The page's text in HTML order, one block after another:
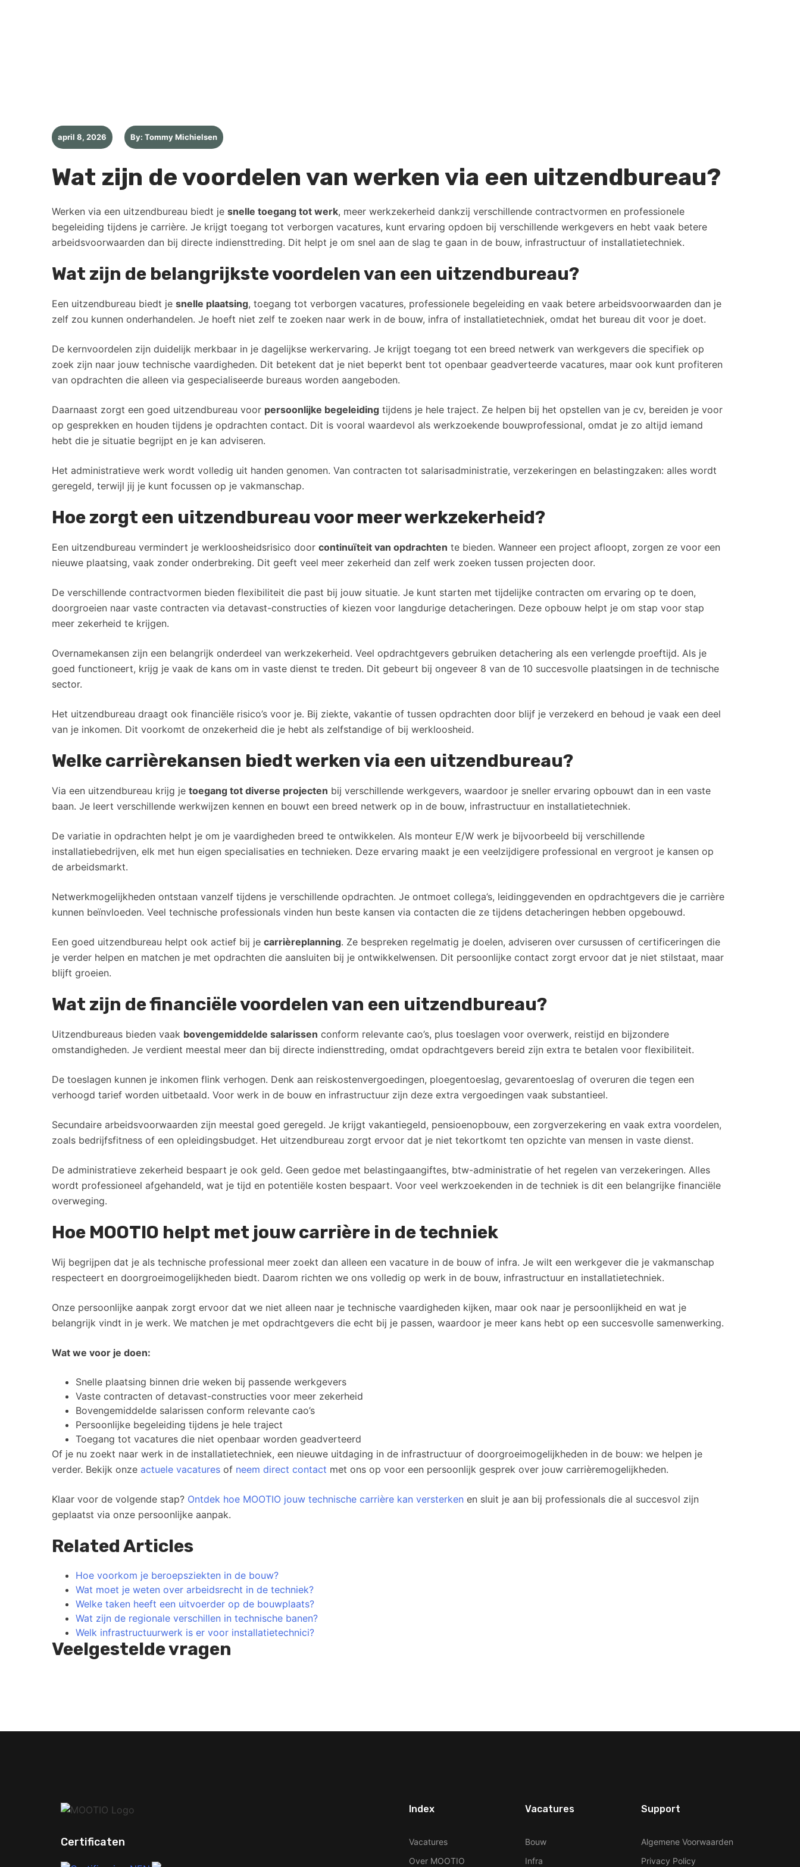
april 8, 2026 By: Tommy Michielsen
Wat zijn de voordelen van werken via een uitzendbureau?
Werken via een uitzendbureau biedt je snelle toegang tot werk, meer werkzekerheid dankzij verschillende contractvormen en professionele
begeleiding tijdens je carrière. Je krijgt toegang tot verborgen vacatures, kunt ervaring opdoen bij verschillende werkgevers en hebt vaak betere
arbeidsvoorwaarden dan bij directe indiensttreding. Dit helpt je om snel aan de slag te gaan in de bouw, infrastructuur of installatietechniek.
Wat zijn de belangrijkste voordelen van een uitzendbureau?
Een uitzendbureau biedt je snelle plaatsing, toegang tot verborgen vacatures, professionele begeleiding en vaak betere arbeidsvoorwaarden dan je
zelf zou kunnen onderhandelen. Je hoeft niet zelf te zoeken naar werk in de bouw, infra of installatietechniek, omdat het bureau dit voor je doet.
De kernvoordelen zijn duidelijk merkbaar in je dagelijkse werkervaring. Je krijgt toegang tot een breed netwerk van werkgevers die specifiek op
zoek zijn naar jouw technische vaardigheden. Dit betekent dat je niet beperkt bent tot openbaar geadverteerde vacatures, maar ook kunt profiteren
van opdrachten die alleen via gespecialiseerde bureaus worden aangeboden.
Daarnaast zorgt een goed uitzendbureau voor persoonlijke begeleiding tijdens je hele traject. Ze helpen bij het opstellen van je cv, bereiden je voor
op gesprekken en houden tijdens je opdrachten contact. Dit is vooral waardevol als werkzoekende bouwprofessional, omdat je zo altijd iemand
hebt die je situatie begrijpt en je kan adviseren.
Het administratieve werk wordt volledig uit handen genomen. Van contracten tot salarisadministratie, verzekeringen en belastingzaken: alles wordt
geregeld, terwijl jij je kunt focussen op je vakmanschap.
Hoe zorgt een uitzendbureau voor meer werkzekerheid?
Een uitzendbureau vermindert je werkloosheidsrisico door continuïteit van opdrachten te bieden. Wanneer een project afloopt, zorgen ze voor een
nieuwe plaatsing, vaak zonder onderbreking. Dit geeft veel meer zekerheid dan zelf werk zoeken tussen projecten door.
De verschillende contractvormen bieden flexibiliteit die past bij jouw situatie. Je kunt starten met tijdelijke contracten om ervaring op te doen,
doorgroeien naar vaste contracten via detavast-constructies of kiezen voor langdurige detacheringen. Deze opbouw helpt je om stap voor stap
meer zekerheid te krijgen.
Overnamekansen zijn een belangrijk onderdeel van werkzekerheid. Veel opdrachtgevers gebruiken detachering als een verlengde proeftijd. Als je
goed functioneert, krijg je vaak de kans om in vaste dienst te treden. Dit gebeurt bij ongeveer 8 van de 10 succesvolle plaatsingen in de technische
sector.
Het uitzendbureau draagt ook financiële risico’s voor je. Bij ziekte, vakantie of tussen opdrachten door blijf je verzekerd en behoud je vaak een deel
van je inkomen. Dit voorkomt de onzekerheid die je hebt als zelfstandige of bij werkloosheid.
Welke carrièrekansen biedt werken via een uitzendbureau?
Via een uitzendbureau krijg je toegang tot diverse projecten bij verschillende werkgevers, waardoor je sneller ervaring opbouwt dan in een vaste
baan. Je leert verschillende werkwijzen kennen en bouwt een breed netwerk op in de bouw, infrastructuur en installatietechniek.
De variatie in opdrachten helpt je om je vaardigheden breed te ontwikkelen. Als monteur E/W werk je bijvoorbeeld bij verschillende
installatiebedrijven, elk met hun eigen specialisaties en technieken. Deze ervaring maakt je een veelzijdigere professional en vergroot je kansen op
de arbeidsmarkt.
Netwerkmogelijkheden ontstaan vanzelf tijdens je verschillende opdrachten. Je ontmoet collega’s, leidinggevenden en opdrachtgevers die je carrière
kunnen beïnvloeden. Veel technische professionals vinden hun beste kansen via contacten die ze tijdens detacheringen hebben opgebouwd.
Een goed uitzendbureau helpt ook actief bij je carrièreplanning. Ze bespreken regelmatig je doelen, adviseren over cursussen of certificeringen die
je verder helpen en matchen je met opdrachten die aansluiten bij je ontwikkelwensen. Dit persoonlijke contact zorgt ervoor dat je niet stilstaat, maar
blijft groeien.
Wat zijn de financiële voordelen van een uitzendbureau?
Uitzendbureaus bieden vaak bovengemiddelde salarissen conform relevante cao’s, plus toeslagen voor overwerk, reistijd en bijzondere
omstandigheden. Je verdient meestal meer dan bij directe indiensttreding, omdat opdrachtgevers bereid zijn extra te betalen voor flexibiliteit.
De toeslagen kunnen je inkomen flink verhogen. Denk aan reiskostenvergoedingen, ploegentoeslag, gevarentoeslag of overuren die tegen een
verhoogd tarief worden uitbetaald. Voor werk in de bouw en infrastructuur zijn deze extra vergoedingen vaak substantieel.
Secundaire arbeidsvoorwaarden zijn meestal goed geregeld. Je krijgt vakantiegeld, pensioenopbouw, een zorgverzekering en vaak extra voordelen,
zoals bedrijfsfitness of een opleidingsbudget. Het uitzendbureau zorgt ervoor dat je niet tekortkomt ten opzichte van mensen in vaste dienst.
De administratieve zekerheid bespaart je ook geld. Geen gedoe met belastingaangiftes, btw-administratie of het regelen van verzekeringen. Alles
wordt professioneel afgehandeld, wat je tijd en potentiële kosten bespaart. Voor veel werkzoekenden in de techniek is dit een belangrijke financiële
overweging.
Hoe MOOTIO helpt met jouw carrière in de techniek
Wij begrijpen dat je als technische professional meer zoekt dan alleen een vacature in de bouw of infra. Je wilt een werkgever die je vakmanschap
respecteert en doorgroeimogelijkheden biedt. Daarom richten we ons volledig op werk in de bouw, infrastructuur en installatietechniek.
Onze persoonlijke aanpak zorgt ervoor dat we niet alleen naar je technische vaardigheden kijken, maar ook naar je persoonlijkheid en wat je
belangrijk vindt in je werk. We matchen je met opdrachtgevers die echt bij je passen, waardoor je meer kans hebt op een succesvolle samenwerking.
Wat we voor je doen:
Snelle plaatsing binnen drie weken bij passende werkgevers
Vaste contracten of detavast-constructies voor meer zekerheid
Bovengemiddelde salarissen conform relevante cao’s
Persoonlijke begeleiding tijdens je hele traject
Toegang tot vacatures die niet openbaar worden geadverteerd
Of je nu zoekt naar werk in de installatietechniek, een nieuwe uitdaging in de infrastructuur of doorgroeimogelijkheden in de bouw: we helpen je
verder. Bekijk onze actuele vacatures of neem direct contact met ons op voor een persoonlijk gesprek over jouw carrièremogelijkheden.
Klaar voor de volgende stap? Ontdek hoe MOOTIO jouw technische carrière kan versterken en sluit je aan bij professionals die al succesvol zijn
geplaatst via onze persoonlijke aanpak.
Related Articles
Hoe voorkom je beroepsziekten in de bouw?
Wat moet je weten over arbeidsrecht in de techniek?
Welke taken heeft een uitvoerder op de bouwplaats?
Wat zijn de regionale verschillen in technische banen?
Welk infrastructuurwerk is er voor installatietechnici?
Veelgestelde vragen
Certificaten
Index
Vacatures
Over MOOTIO
Vacatures
Bouw
Infra
Support
Algemene Voorwaarden
Privacy Policy